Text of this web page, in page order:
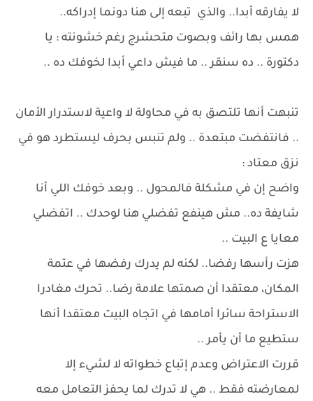
لا يفارقه أبدا.. والذي تبعه إلى هنا دونما إدراكه..
همس بها رائف وبصوت متحشرج رغم خشونته : يا
دكتورة .. ده سنقر .. ما فيش داعي أبدا لخوفك ده ..
تنبهت أنها تلتصق به في محاولة لا واعية لاستدرار الأمان
.. فانتفضت مبتعدة .. ولم تنبس بحرف ليستطرد هو في
نزق معتاد :
واضح إن في مشكلة فالمحول .. وبعد خوفك اللي أنا
شايفة ده.. مش هينفع تفضلي هنا لوحدك .. اتفضلي
معايا ع البيت ..
هزت رأسها رفضا.. لكنه لم يدرك رفضها في عتمة
المكان، معتقدا أن صمتها علامة رضا.. تحرك مغادرا
الاستراحة سائرا أمامها في اتجاه البيت معتقدا أنها
ستطيع ما أن يأمر ..
قررت الاعتراض وعدم إتباع خطواته لا لشيء إلا
لمعارضته فقط .. هي لا تدرك لما يحفز التعامل معه